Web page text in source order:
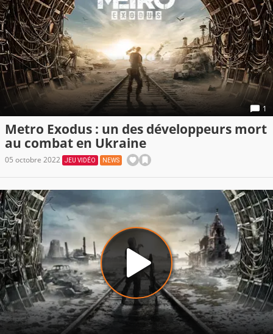
1
Metro Exodus : un des développeurs mort
au combat en Ukraine
05 octobre 2022 JEU VIDÉO NEWS